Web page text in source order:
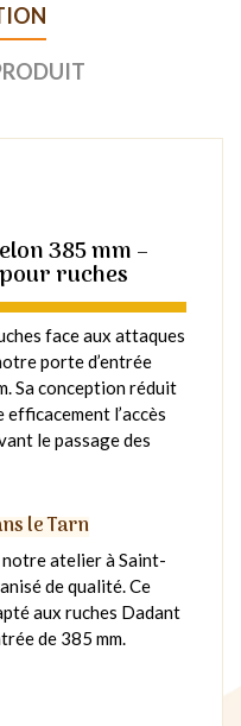
385 mm –
ruches
face aux attaques
porte d’entrée
Sa conception réduit
efficacement l’accès
le passage des
le Tarn
notre atelier à Saint-
de qualité. Ce
aux ruches Dadant
de 385 mm.